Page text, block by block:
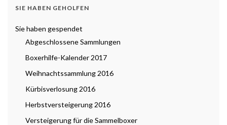
SIE HABEN GEHOLFEN
Sie haben gespendet
Abgeschlossene Sammlungen
Boxerhilfe-Kalender 2017
Weihnachtssammlung 2016
Kürbisverlosung 2016
Herbstversteigerung 2016
Versteigerung für die Sammelboxer